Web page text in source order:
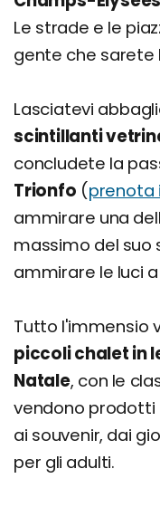
Le strade e le
gente che sarete
Lasciatevi
scintillanti
concludete la
Trionfo (prenota
ammirare una
massimo del suo
ammirare le luci
Tutto l'immensio
piccoli chalet in
Natale, con le
vendono prodotti
ai souvenir, dai
per gli adulti.